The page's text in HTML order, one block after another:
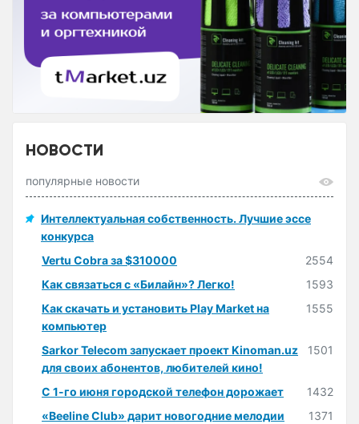
НОВОСТИ
популярные новости
Интеллектуальная собственность. Лучшие эссе
конкурса
Vertu Cobra за $310000
2554
Как связаться с «Билайн»? Легко!
1593
Как скачать и установить Play Market на
компьютер
1555
Sarkor Telecom запускает проект Kinoman.uz
для своих абонентов, любителей кино!
1501
С 1-го июня городской телефон дорожает
1432
«Beeline Club» дарит новогодние мелодии
1371